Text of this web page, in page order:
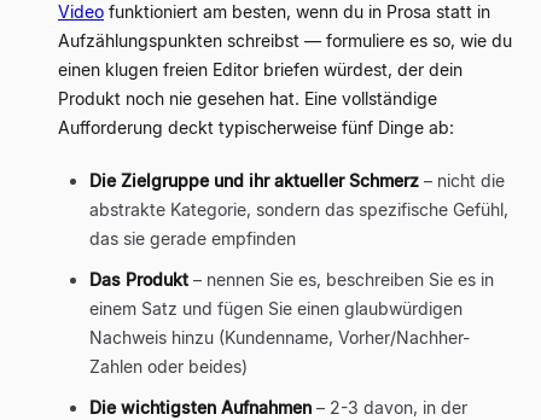
Video funktioniert am besten, wenn du in Prosa statt in
Aufzählungspunkten schreibst — formuliere es so, wie du
einen klugen freien Editor briefen würdest, der dein
Produkt noch nie gesehen hat. Eine vollständige
Aufforderung deckt typischerweise fünf Dinge ab:
Die Zielgruppe und ihr aktueller Schmerz – nicht die
abstrakte Kategorie, sondern das spezifische Gefühl,
das sie gerade empfinden
Das Produkt – nennen Sie es, beschreiben Sie es in
einem Satz und fügen Sie einen glaubwürdigen
Nachweis hinzu (Kundenname, Vorher/Nachher-
Zahlen oder beides)
Die wichtigsten Aufnahmen – 2-3 davon, in der